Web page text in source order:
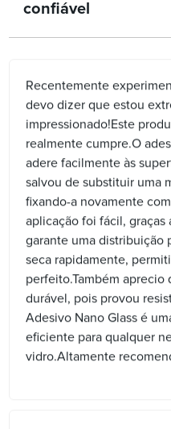
confiável
Recentemente
devo dizer que estou
impressionado!Este
realmente cumpre.O
adere facilmente às
salvou de substituir uma
fixando-a novamente
aplicação foi fácil,
garante uma distribuição
seca rapidamente,
perfeito.Também aprecio
durável, pois provou
Adesivo Nano Glass é
eficiente para qualquer
vidro.Altamente